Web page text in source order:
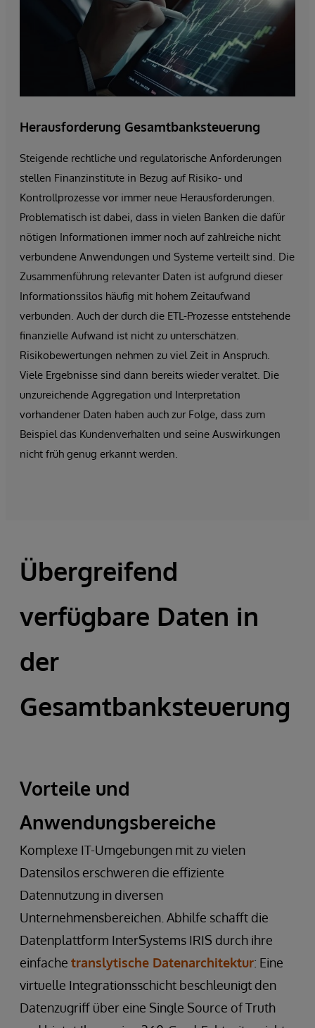
Herausforderung Gesamtbanksteuerung
Steigende rechtliche und regulatorische Anforderungen
stellen Finanzinstitute in Bezug auf Risiko- und
Kontrollprozesse vor immer neue Herausforderungen.
Problematisch ist dabei, dass in vielen Banken die dafür
nötigen Informationen immer noch auf zahlreiche nicht
verbundene Anwendungen und Systeme verteilt sind. Die
Zusammenführung relevanter Daten ist aufgrund dieser
Informationssilos häufig mit hohem Zeitaufwand
verbunden. Auch der durch die ETL-Prozesse entstehende
finanzielle Aufwand ist nicht zu unterschätzen.
Risikobewertungen nehmen zu viel Zeit in Anspruch.
Viele Ergebnisse sind dann bereits wieder veraltet. Die
unzureichende Aggregation und Interpretation
vorhandener Daten haben auch zur Folge, dass zum
Beispiel das Kundenverhalten und seine Auswirkungen
nicht früh genug erkannt werden.
Übergreifend
verfügbare Daten in
der
Gesamtbanksteuerung
Vorteile und
Anwendungsbereiche
Komplexe IT-Umgebungen mit zu vielen
Datensilos erschweren die effiziente
Datennutzung in diversen
Unternehmensbereichen. Abhilfe schafft die
Datenplattform InterSystems IRIS durch ihre
einfache translytische Datenarchitektur: Eine
virtuelle Integrationsschicht beschleunigt den
Datenzugriff über eine Single Source of Truth